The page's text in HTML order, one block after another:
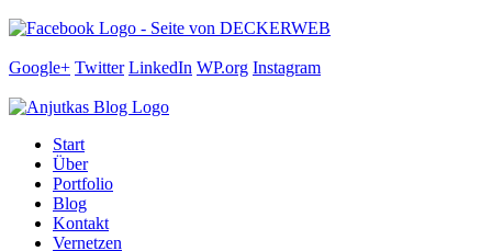
Google+ Twitter LinkedIn WP.org Instagram
Start
Über
Portfolio
Blog
Kontakt
Vernetzen